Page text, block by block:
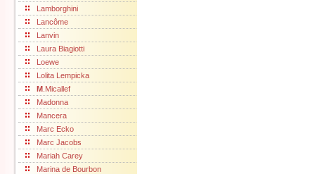
Lamborghini
Lancôme
Lanvin
Laura Biagiotti
Loewe
Lolita Lempicka
M .Micallef
Madonna
Mancera
Marc Ecko
Marc Jacobs
Mariah Carey
Marina de Bourbon